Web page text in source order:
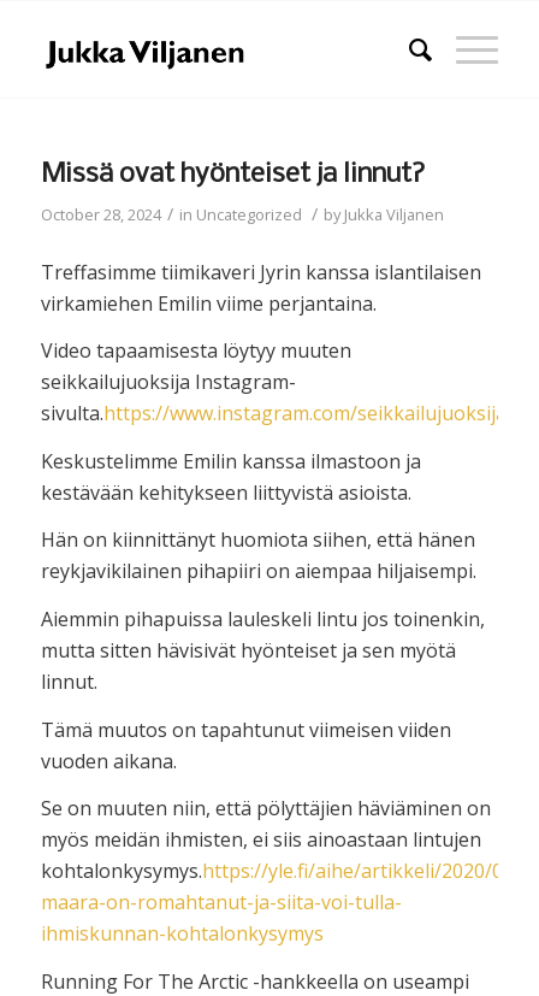
Missä ovat hyönteiset ja linnut?
October 28, 2024 / in Uncategorized / byJukka Viljanen
Treffasimme tiimikaveri Jyrin kanssa islantilaisen
virkamiehen Emilin viime perjantaina.
Video tapaamisesta löytyy muuten
seikkailujuoksija Instagram-
sivulta.https://www.instagram.com/seikkailujuoksija/
Keskustelimme Emilin kanssa ilmastoon ja
kestävään kehitykseen liittyvistä asioista.
Hän on kiinnittänyt huomiota siihen, että hänen
reykjavikilainen pihapiiri on aiempaa hiljaisempi.
Aiemmin pihapuissa lauleskeli lintu jos toinenkin,
mutta sitten hävisivät hyönteiset ja sen myötä
linnut.
Tämä muutos on tapahtunut viimeisen viiden
vuoden aikana.
Se on muuten niin, että pölyttäjien häviäminen on
myös meidän ihmisten, ei siis ainoastaan lintujen
kohtalonkysymys.https://yle.fi/aihe/artikkeli/2020/04/
maara-on-romahtanut-ja-siita-voi-tulla-
ihmiskunnan-kohtalonkysymys
Running For The Arctic -hankkeella on useampi